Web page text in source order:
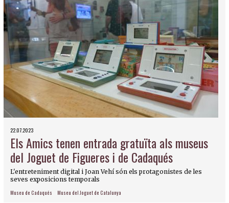
22.07.2023
Els Amics tenen entrada gratuïta als museus
del Joguet de Figueres i de Cadaqués
L'entreteniment digital i Joan Vehí són els protagonistes de les
seves exposicions temporals
Museu de Cadaqués Museu del Joguet de Catalunya